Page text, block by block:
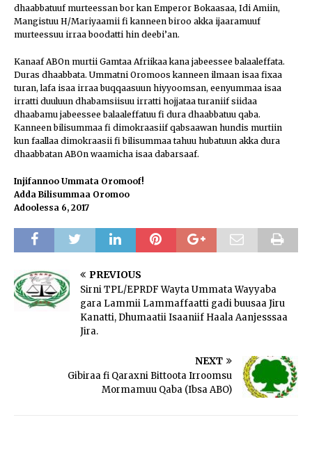
dhaabbatuuf murteessan bor kan Emperor Bokaasaa, Idi Amiin,
Mangistuu H/Mariyaamii fi kanneen biroo akka ijaaramuuf
murteessuu irraa boodatti hin deebi’an.
Kanaaf ABOn murtii Gamtaa Afriikaa kana jabeessee balaaleffata.
Duras dhaabbata. Ummatni Oromoos kanneen ilmaan isaa fixaa
turan, lafa isaa irraa buqqaasuun hiyyoomsan, eenyummaa isaa
irratti duuluun dhabamsiisuu irratti hojjataa turaniif siidaa
dhaabamu jabeessee balaaleffatuu fi dura dhaabbatuu qaba.
Kanneen bilisummaa fi dimokraasiif qabsaawan hundis murtiin
kun faallaa dimokraasii fi bilisummaa tahuu hubatuun akka dura
dhaabbatan ABOn waamicha isaa dabarsaaf.
Injifannoo Ummata Oromoof!
Adda Bilisummaa Oromoo
Adoolessa 6, 2017
PREVIOUS
Sirni TPL/EPRDF Wayta Ummata Wayyaba
gara Lammii Lammaffaatti gadi buusaa Jiru
Kanatti, Dhumaatii Isaaniif Haala Aanjesssaa
Jira.
NEXT
Gibiraa fi Qaraxni Bittoota Irroomsu
Mormamuu Qaba (Ibsa ABO)